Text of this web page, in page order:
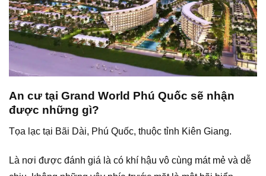
An cư tại Grand World Phú Quốc sẽ nhận
được những gì?
Tọa lạc tại Bãi Dài, Phú Quốc, thuộc tỉnh Kiên Giang.
Là nơi được đánh giá là có khí hậu vô cùng mát mẻ và dễ